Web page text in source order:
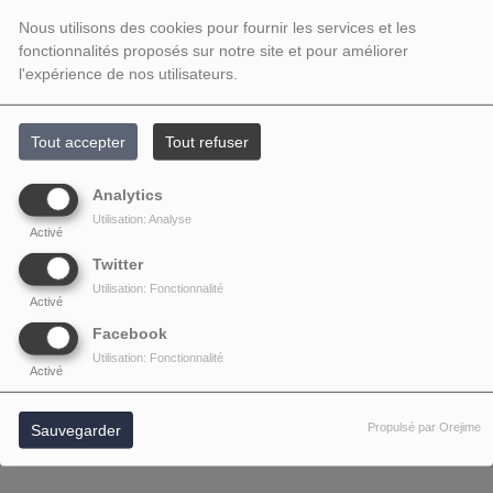
Nous utilisons des cookies pour fournir les services et les
fonctionnalités proposés sur notre site et pour améliorer
l'expérience de nos utilisateurs.
Tout accepter Tout refuser
Analytics
Activé
Utilisation: Analyse
Twitter
Activé
Utilisation: Fonctionnalité
Facebook
Activé
Utilisation: Fonctionnalité
Sauvegarder Propulsé par Orejime